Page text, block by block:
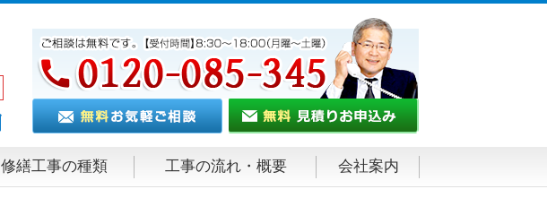
修繕工事の種類 工事の流れ・概要 会社案内